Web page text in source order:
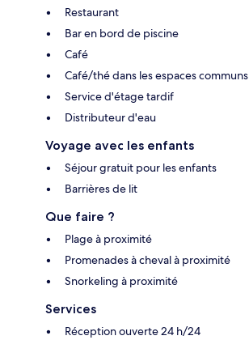
Restaurant
Bar en bord de piscine
Café
Café/thé dans les espaces communs
Service d'étage tardif
Distributeur d'eau
Voyage avec les enfants
Séjour gratuit pour les enfants
Barrières de lit
Que faire ?
Plage à proximité
Promenades à cheval à proximité
Snorkeling à proximité
Services
Réception ouverte 24 h/24